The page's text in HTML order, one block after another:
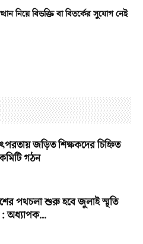
নিয়ে বিভক্তি বা বিতর্কের সুযোগ নেই
জড়িত শিক্ষকদের চিহ্নিত
গঠন
পথচলা শুরু হবে জুলাই স্মৃতি
অধ্যাপক...